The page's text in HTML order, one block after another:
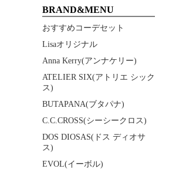
BRAND&MENU
おすすめコーデセット
Lisaオリジナル
Anna Kerry(アンナケリー)
ATELIER SIX(アトリエ シック
ス)
BUTAPANA(ブタパナ)
C.C.CROSS(シーシークロス)
DOS DIOSAS(ドス ディオサ
ス)
EVOL(イーボル)